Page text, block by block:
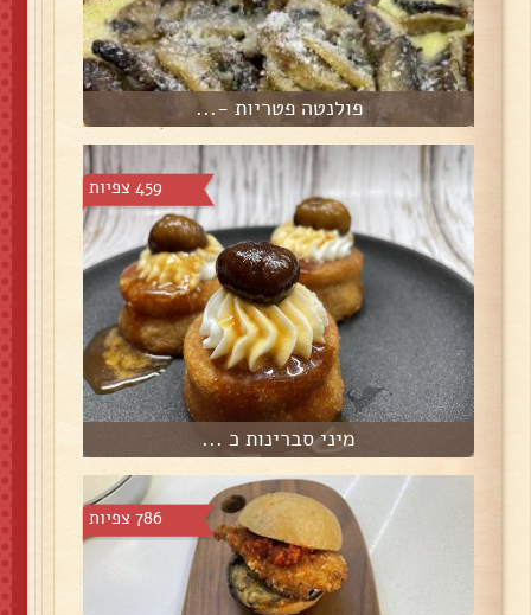
פולנטה פטריות -...
459 צפיות
מיני סברינות כ ...
786 צפיות